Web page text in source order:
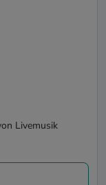
Livemusik